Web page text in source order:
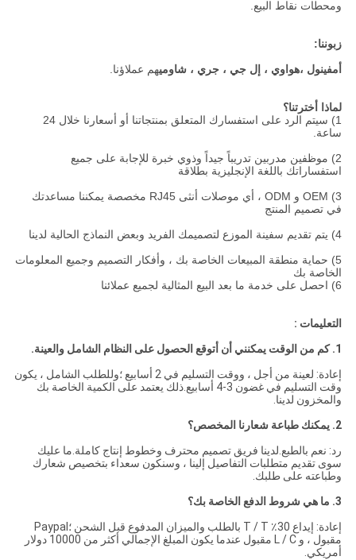
ومحطات نقاط البيع.
زبوننا:
أمفينول ،هواوي ، إل جي ، جري ، شاوميهم عملاؤنا.
لماذا أخترتنا؟
1) سيتم الرد على استفسارك المتعلق بمنتجاتنا أو أسعارنا خلال 24
ساعة.
2) موظفين مدربين تدريباً جيداً وذوي خبرة للإجابة على جميع
استفساراتك باللغة الإنجليزية بطلاقة
3) OEM و ODM ، أي موصلات أنثى RJ45 مخصصة يمكننا مساعدتك
في تصميم المنتج
4) يتم تقديم سفينة الموزع لتصميمك الفريد وبعض النماذج الحالية لدينا
5) حماية منطقة المبيعات الخاصة بك ، وأفكار التصميم وجميع المعلومات
الخاصة بك
6) احصل على خدمة ما بعد البيع المثالية لجميع عملائنا
التعليمات :
1. كم من الوقت يمكنني أن أتوقع الحصول على النظام الشامل والعينة.
إعادة: لعينة من أجل ، ووقت التسليم في 2 أسابيع ؛وللطلب الشامل ، يكون
وقت التسليم في غضون 3-4 أسابيع.ذلك يعتمد على الكمية الخاصة بك
والمخزون لدينا.
2. يمكنك طباعة شعارنا المخصص؟
رد: نعم بالطبع.لدينا فريق تصميم محترف وخطوط إنتاج كاملة.ما عليك
سوى تقديم متطلبات التفاصيل إلينا ، وسنكون سعداء بتخصيص شعارك
وطباعته على طلبك.
3. ما هي شروط الدفع الخاصة بك؟
إعادة: إيداع 30٪ T / T بالطلب والميزان المدفوع قبل الشحن ؛Paypal
مقبول ، و L / C مقبول عندما يكون المبلغ الإجمالي أكثر من 10000 دولار
أمريكي.